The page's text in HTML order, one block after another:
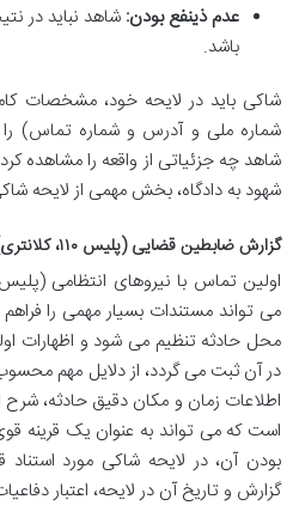
عدم ذینفع بودن: شاهد نباید در
باشد.
شاکی باید در لایحه خود، مشخصات
شماره ملی و آدرس و شماره تماس)
شاهد چه جزئیاتی از واقعه را مشاهده
شهود به دادگاه، بخش مهمی از لایحه
گزارش ضابطین قضایی (پلیس ۱۱۰، کلانتری)
می تواند مستندات بسیار مهمی را
محل حادثه تنظیم می شود و اظهارات
در آن ثبت می گردد، از دلایل مهم
اطلاعات زمان و مکان دقیق حادثه،
است که می تواند به عنوان یک قرینه
بودن آن، در لایحه شاکی مورد استناد
گزارش و تاریخ آن در لایحه، اعتبار